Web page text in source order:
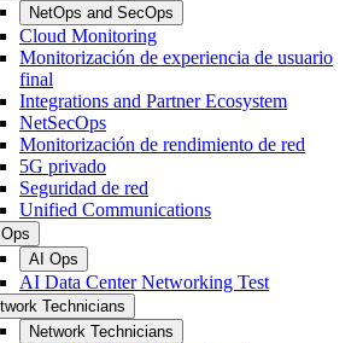
NetOps and SecOps
Cloud Monitoring
Monitorización de experiencia de usuario
final
Integrations and Partner Ecosystem
NetSecOps
Monitorización de rendimiento de red
5G privado
Seguridad de red
Unified Communications
AI Ops
AI Data Center Networking Test
Technicians
Network Technicians